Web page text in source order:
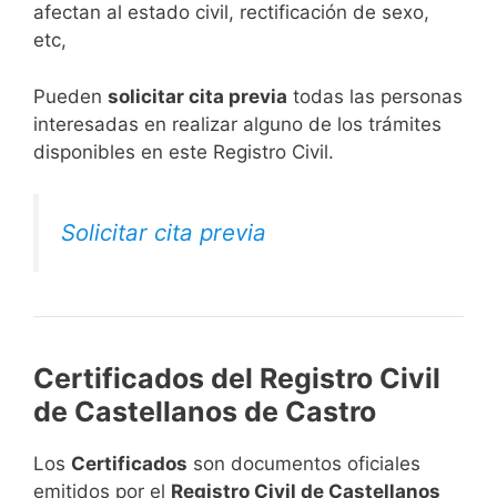
afectan al estado civil, rectificación de sexo,
etc,
​Pueden solicitar cita previa todas las personas
interesadas en realizar alguno de los trámites
disponibles en este Registro Civil.​
Solicitar cita previa
Certificados del Registro Civil
de Castellanos de Castro
Los Certificados son documentos oficiales
emitidos por el Registro Civil de Castellanos